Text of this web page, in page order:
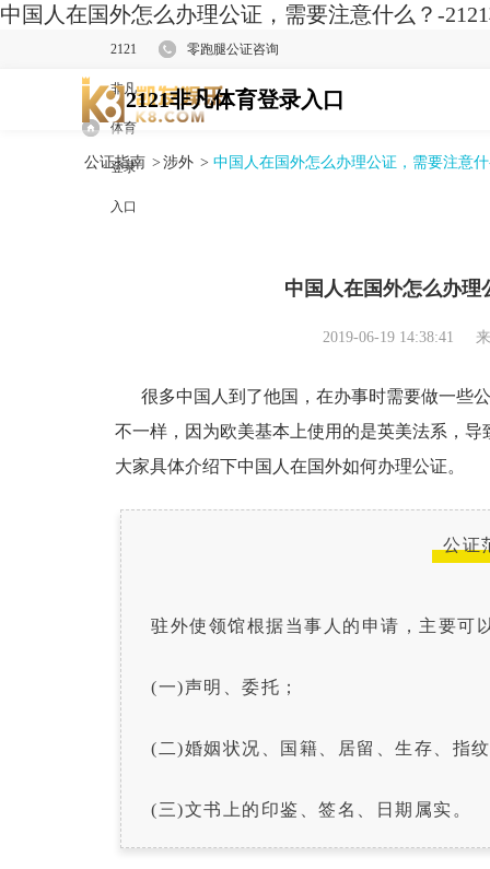
中国人在国外怎么办理公证，需要注意什么？-
2121
非凡
体育
登录
入口
零跑腿公证咨询
2121非凡体育登录入口
公证指南 > 涉外 > 中国人在国外怎么办理公证，需要注意
中国人在国外怎么办理
2019-06-19 14:38:41
很多中国人到了他国，在办事时需要做一些
不一样，因为欧美基本上使用的是英美法系，
大家具体介绍下中国人在国外如何办理公证。
公证
驻外使领馆根据当事人的申请，主要可
(一)声明、委托；
(二)婚姻状况、国籍、居留、生存、指
(三)文书上的印鉴、签名、日期属实。